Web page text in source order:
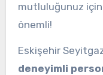
mutluluğunuz
önemli!
Eskişehir
deneyimli